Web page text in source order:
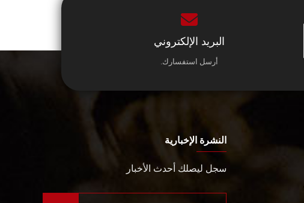
البريد الإلكتروني
أرسل استفسارك.
النشرة الإخبارية
سجل ليصلك أحدث الأخبار